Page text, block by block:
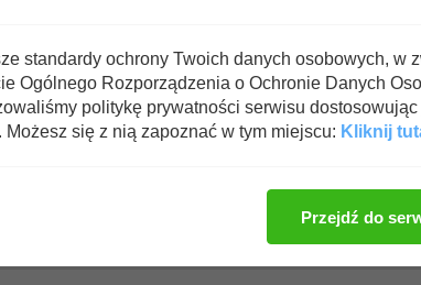
standardy ochrony Twoich danych osobowych, w
Ogólnego Rozporządzenia o Ochronie Danych
politykę prywatności serwisu
się z nią zapoznać w tym miejscu: Kliknij
Przejdź do